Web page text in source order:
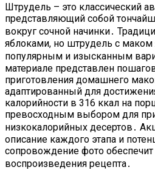
Штрудель – это классический
представляющий собой
вокруг сочной начинки․
яблоками, но штрудель с маком
популярным и изысканным
материале представлен
приготовления домашнего
адаптированный для
калорийности в 316 ккал на
превосходным выбором для
низкокалорийных десертов․
описание каждого этапа и
сопровождение фото обеспечит
воспроизведения рецепта․